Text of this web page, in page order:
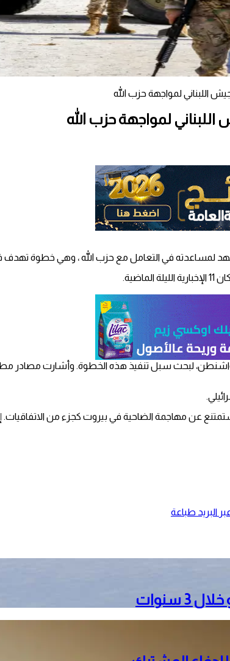
اللبناني لمواجهة حزب الله
اللبناني لمواجهة حزب الله
لمساعدته في التعامل مع حزب الله ، وهي خطوة تهدف
لبحث سبل تنفيذ هذه الخطوة. وأشارت مصادر
عن مهاجمة الضاحية في بيروت كجزء من
البريد طباعة
سنوات